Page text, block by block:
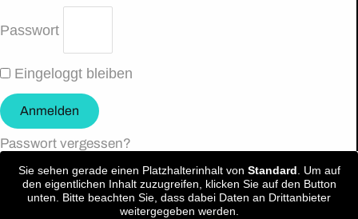
Passwort
Eingeloggt bleiben
Anmelden
Passwort vergessen?
Sie sehen gerade einen Platzhalterinhalt von Standard. Um auf
den eigentlichen Inhalt zuzugreifen, klicken Sie auf den Button
unten. Bitte beachten Sie, dass dabei Daten an Drittanbieter
weitergegeben werden.